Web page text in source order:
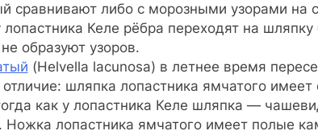
сравнивают либо с морозными узорами на
лопастника Келе рёбра переходят на шляпку
образуют узоров.
(Helvella lacunosa) в летнее время
шляпка лопастника ямчатого
как у лопастника Келе шляпка —
Ножка лопастника ямчатого имеет полые